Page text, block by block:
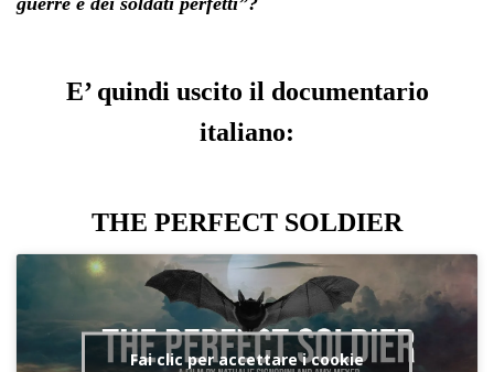
E’ quindi uscito il documentario
italiano:
THE PERFECT SOLDIER
Fai clic per accettare i cookie